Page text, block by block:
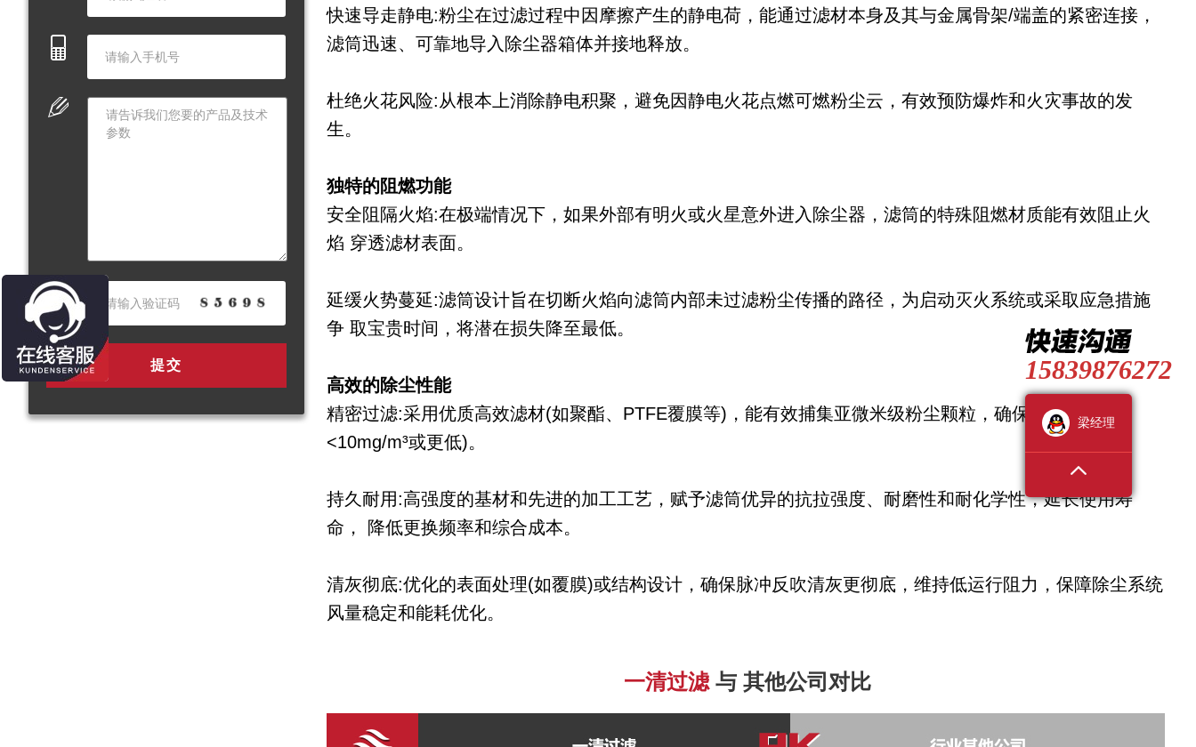
快速导走静电:粉尘在过滤过程中因摩擦产生的静电荷，能通过滤材本身及其与金属骨架/端盖的紧密连接，
滤筒迅速、可靠地导入除尘器箱体并接地释放。
杜绝火花风险:从根本上消除静电积聚，避免因静电火花点燃可燃粉尘云，有效预防爆炸和火灾事故的发
生。
独特的阻燃功能
安全阻隔火焰:在极端情况下，如果外部有明火或火星意外进入除尘器，滤筒的特殊阻燃材质能有效阻止火
焰 穿透滤材表面。
延缓火势蔓延:滤筒设计旨在切断火焰向滤筒内部未过滤粉尘传播的路径，为启动灭火系统或采取应急措施
争 取宝贵时间，将潜在损失降至最低。
高效的除尘性能
精密过滤:采用优质高效滤材(如聚酯、PTFE覆膜等)，能有效捕集亚微米级粉尘颗粒，确保排放达标(如
<10mg/m³或更低)。
持久耐用:高强度的基材和先进的加工工艺，赋予滤筒优异的抗拉强度、耐磨性和耐化学性，延长使用寿
命， 降低更换频率和综合成本。
清灰彻底:优化的表面处理(如覆膜)或结构设计，确保脉冲反吹清灰更彻底，维持低运行阻力，保障除尘系统
风量稳定和能耗优化。
一清过滤与 其他公司对比
15839876272
梁经理